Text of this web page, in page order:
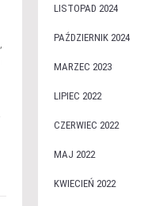
LISTOPAD 2024
PAŹDZIERNIK 2024
MARZEC 2023
LIPIEC 2022
CZERWIEC 2022
MAJ 2022
KWIECIEŃ 2022